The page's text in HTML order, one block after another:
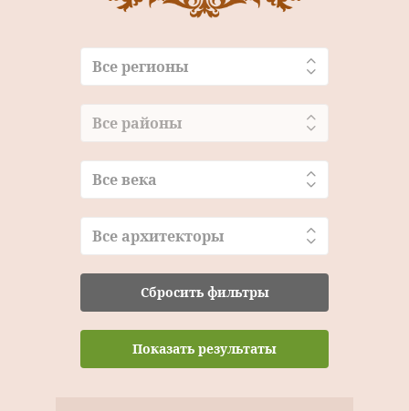
Все регионы
Все районы
Все века
Все архитекторы
Сбросить фильтры
Показать результаты